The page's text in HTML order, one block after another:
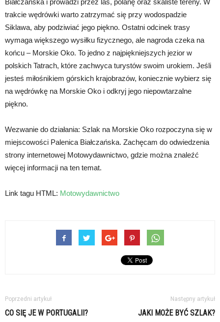
Białczańska i prowadzi przez las, polanę oraz skaliste tereny. W
trakcie wędrówki warto zatrzymać się przy wodospadzie
Siklawa, aby podziwiać jego piękno. Ostatni odcinek trasy
wymaga większego wysiłku fizycznego, ale nagroda czeka na
końcu – Morskie Oko. To jedno z najpiękniejszych jezior w
polskich Tatrach, które zachwyca turystów swoim urokiem. Jeśli
jesteś miłośnikiem górskich krajobrazów, koniecznie wybierz się
na wędrówkę na Morskie Oko i odkryj jego niepowtarzalne
piękno.
Wezwanie do działania: Szlak na Morskie Oko rozpoczyna się w
miejscowości Palenica Białczańska. Zachęcam do odwiedzenia
strony internetowej Motowydawnictwo, gdzie można znaleźć
więcej informacji na ten temat.
Link tagu HTML: Motowydawnictwo
Poprzedni artykuł
CO SIĘ JE W PORTUGALII?
Następny artykuł
JAKI MOŻE BYĆ SZLAK?